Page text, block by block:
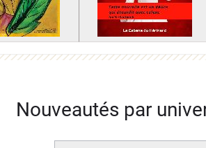
Nouveautés par